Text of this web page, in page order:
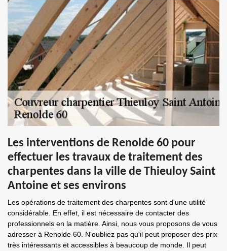
Les interventions de Renolde 60 pour
effectuer les travaux de traitement des
charpentes dans la ville de Thieuloy Saint
Antoine et ses environs
Les opérations de traitement des charpentes sont d'une utilité
considérable. En effet, il est nécessaire de contacter des
professionnels en la matière. Ainsi, nous vous proposons de vous
adresser à Renolde 60. N'oubliez pas qu'il peut proposer des prix
très intéressants et accessibles à beaucoup de monde. Il peut